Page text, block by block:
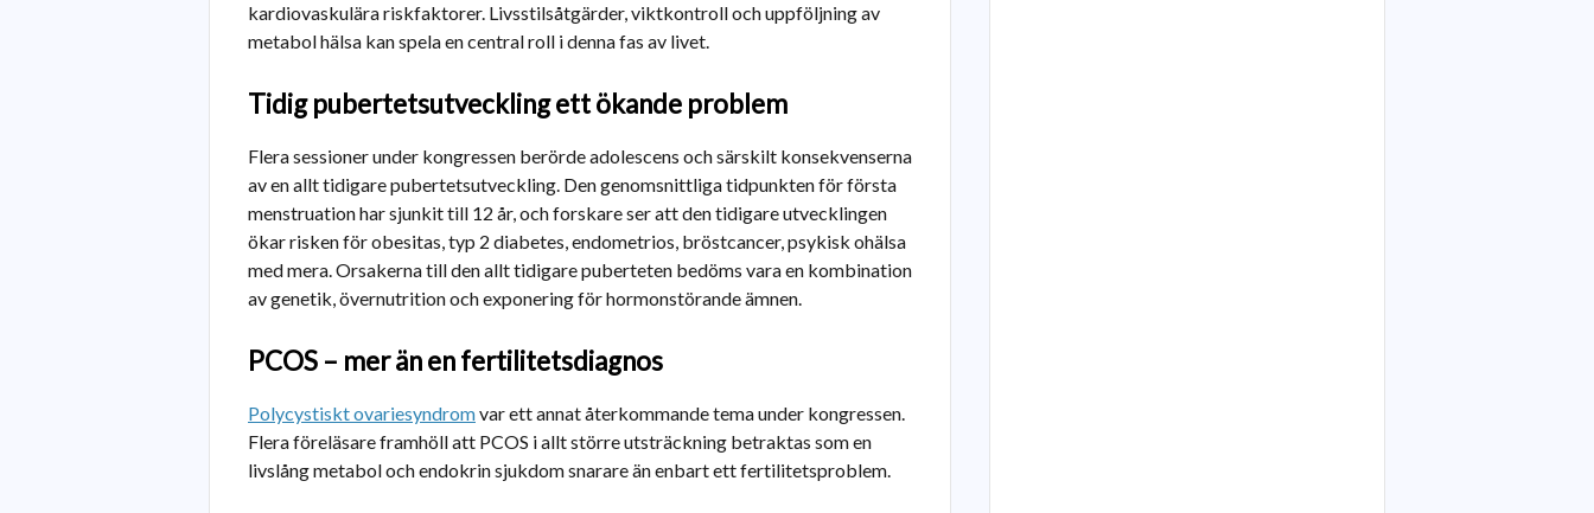
kardiovaskulära riskfaktorer. Livsstilsåtgärder, viktkontroll och uppföljning av
metabol hälsa kan spela en central roll i denna fas av livet.
Tidig pubertetsutveckling ett ökande problem
Flera sessioner under kongressen berörde adolescens och särskilt konsekvenserna
av en allt tidigare pubertetsutveckling. Den genomsnittliga tidpunkten för första
menstruation har sjunkit till 12 år, och forskare ser att den tidigare utvecklingen
ökar risken för obesitas, typ 2 diabetes, endometrios, bröstcancer, psykisk ohälsa
med mera. Orsakerna till den allt tidigare puberteten bedöms vara en kombination
av genetik, övernutrition och exponering för hormonstörande ämnen.
PCOS – mer än en fertilitetsdiagnos
Polycystiskt ovariesyndromvar ett annat återkommande tema under kongressen.
Flera föreläsare framhöll att PCOS i allt större utsträckning betraktas som en
livslång metabol och endokrin sjukdom snarare än enbart ett fertilitetsproblem.